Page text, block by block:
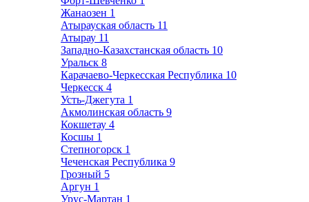
Жанаозен 1
Атырауская область 11
Атырау 11
Западно-Казахстанская область 10
Уральск 8
Карачаево-Черкесская Республика 10
Черкесск 4
Усть-Джегута 1
Акмолинская область 9
Кокшетау 4
Косшы 1
Степногорск 1
Чеченская Республика 9
Грозный 5
Аргун 1
Урус-Мартан 1